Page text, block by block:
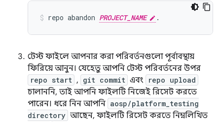
repo abandon PROJECT_NAME .
টেস্ট ফাইলে আপনার করা পরিবর্তনগুলো পূর্বাবস্থায়
ফিরিয়ে আনুন। যেহেতু আপনি টেস্ট পরিবর্তনের উপর
repo start , git commit এবং repo upload
চালাননি, তাই আপনি ফাইলটি নিজেই রিসেট করতে
পারেন। ধরে নিন আপনি aosp/platform_testing
directory আছেন, ফাইলটি রিসেট করতে নিম্নলিখিত